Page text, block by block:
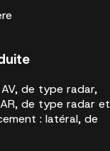
de type radar,
de type radar et
: latéral, de